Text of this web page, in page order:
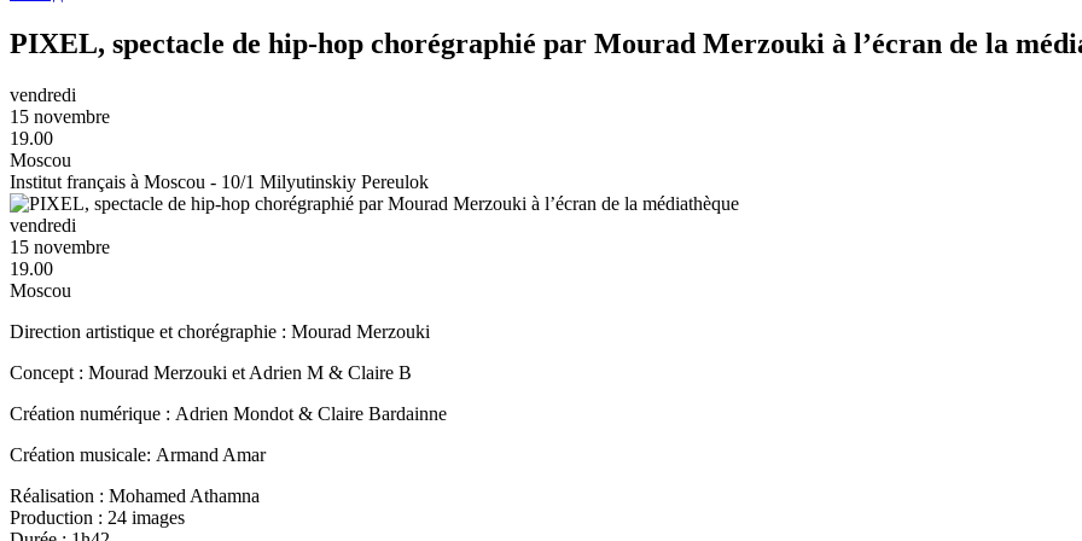
PIXEL, spectacle de hip-hop chorégraphié par Mourad Merzouki à l’écran de la
vendredi
15 novembre
19.00
Moscou
Institut français à Moscou - 10/1 Milyutinskiy Pereulok
vendredi
15 novembre
19.00
Moscou
Direction artistique et chorégraphie : Mourad Merzouki
Concept : Mourad Merzouki et Adrien M & Claire B
Création numérique : Adrien Mondot & Claire Bardainne
Création musicale: Armand Amar
Réalisation : Mohamed Athamna
Production : 24 images